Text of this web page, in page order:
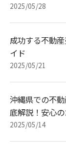
2025/05/28
成功する不動
イド
2025/05/21
沖縄県での不
底解説！安心
2025/05/14